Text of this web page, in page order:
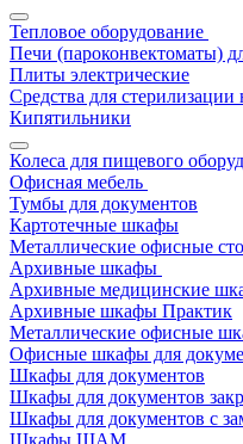
Тепловое оборудование
Печи (пароконвектоматы)
Плиты электрические
Средства для стерилизации
Кипятильники
Колеса для пищевого
Офисная мебель
Тумбы для документов
Картотечные шкафы
Металлические офисные
Архивные шкафы
Архивные медицинские
Архивные шкафы Практик
Металлические офисные
Офисные шкафы для
Шкафы для документов
Шкафы для документов
Шкафы для документов с
Шкафы ШАМ